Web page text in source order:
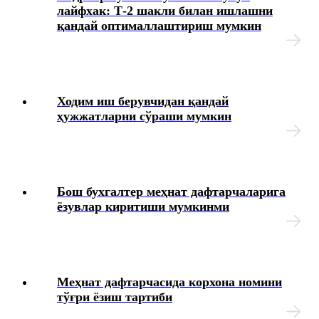
Меҳнат шароитларининг ўзгариши
Меҳнат муҳофазаси
Моддий жавобгарлик
олиш
лайфхак: Т-2 шакли билан ишлашни
қандай оптималлаштириш мумкин
Ходим иш берувчидан қандай
ҳужжатларни сўраши мумкин
Бош бухгалтер меҳнат дафтарчаларига
ёзувлар киритиши мумкинми
Меҳнат дафтарчасида корхона номини
тўғри ёзиш тартиби